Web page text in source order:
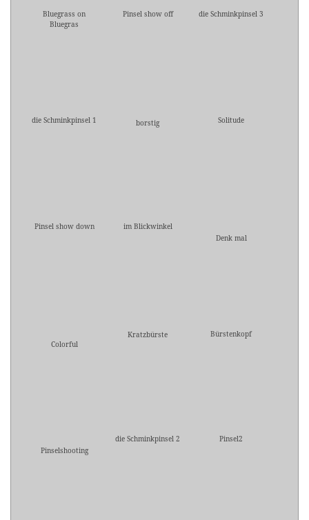
Bluegrass on
Bluegras
Pinsel show off die Schminkpinsel 3
die Schminkpinsel 1 borstig Solitude
Pinsel show down
im Blickwinkel
Denk mal
Colorful
Kratzbürste Bürstenkopf
Pinselshooting
die Schminkpinsel 2 Pinsel2